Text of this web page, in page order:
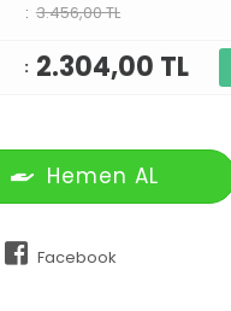
3.456,00 TL
2.304,00 TL
Hemen AL
Facebook